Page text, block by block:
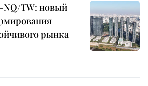
TW: новый
рынка